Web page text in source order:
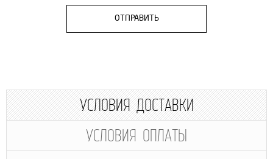
ОТПРАВИТЬ
УСЛОВИЯ ДОСТАВКИ
УСЛОВИЯ ОПЛАТЫ